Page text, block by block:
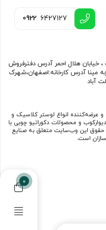
0
0922 6427127
آدرس دفتر همکاران: تهران ، بزرگراه نواب ، خیابان هلال احمر آدرس دفترفروش
اینترنتی:اصفهان،خیابان شیخ بهایی ،کوچه مینا آدرس کارخانه:اصفهان،شهرک
آباد
و عرضه‌کننده انواع لوستر کلاسیک و
و محصولات دکوراتیو چوبی با
حقوق این وب‌سایت متعلق به صنایع
است.